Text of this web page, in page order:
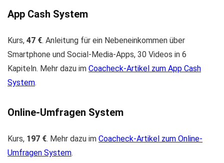
App Cash System
Kurs, 47 €. Anleitung für ein Nebeneinkommen über
Smartphone und Social-Media-Apps, 30 Videos in 6
Kapiteln. Mehr dazu im Coacheck-Artikel zum App Cash
System.
Online-Umfragen System
Kurs, 197 €. Mehr dazu im Coacheck-Artikel zum Online-
Umfragen System.